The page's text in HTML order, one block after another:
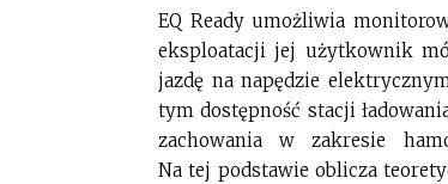
EQ Ready umożliwia
eksploatacji jej użytkownik
jazdę na napędzie
tym dostępność stacji
zachowania w zakresie
Na tej podstawie oblicza